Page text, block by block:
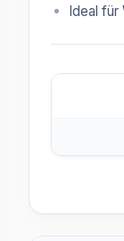
Ideal für